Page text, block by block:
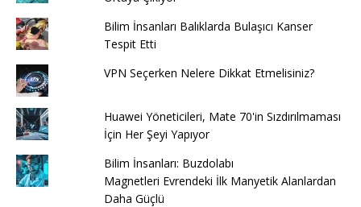
Bilim İnsanları Balıklarda Bulaşıcı Kanser
Tespit Etti
VPN Seçerken Nelere Dikkat Etmelisiniz?
Huawei Yöneticileri, Mate 70'in Sızdırılmaması
İçin Her Şeyi Yapıyor
Bilim İnsanları: Buzdolabı
Magnetleri Evrendeki İlk Manyetik Alanlardan
Daha Güçlü